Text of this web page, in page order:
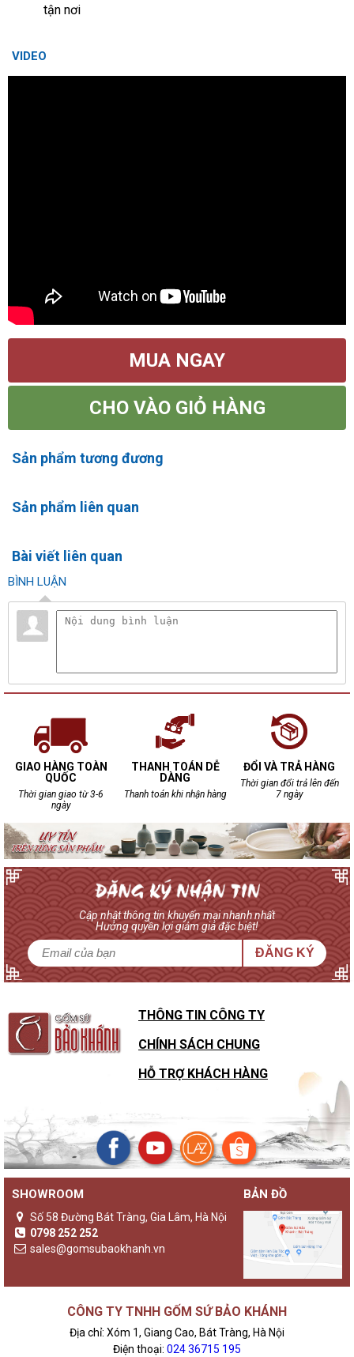
tận nơi
VIDEO
MUA NGAY
CHO VÀO GIỎ HÀNG
Sản phẩm tương đương
Sản phẩm liên quan
Bài viết liên quan
BÌNH LUẬN
GIAO HÀNG TOÀN
QUỐC
Thời gian giao từ 3-6
ngày
THANH TOÁN DỄ
DÀNG
Thanh toán khi nhận hàng
ĐỔI VÀ TRẢ HÀNG
Thời gian đổi trả lên đến
7 ngày
Cập nhật thông tin khuyến mại nhanh nhất
Hưởng quyền lợi giảm giá đặc biệt!
ĐĂNG KÝ
THÔNG TIN CÔNG TY
CHÍNH SÁCH CHUNG
HỖ TRỢ KHÁCH HÀNG
SHOWROOM
Số 58 Đường Bát Tràng, Gia Lâm, Hà Nội
0798 252 252
sales@gomsubaokhanh.vn
BẢN ĐỒ
CÔNG TY TNHH GỐM SỨ BẢO KHÁNH
Địa chỉ: Xóm 1, Giang Cao, Bát Tràng, Hà Nội
Điện thoại: 024 36715 195